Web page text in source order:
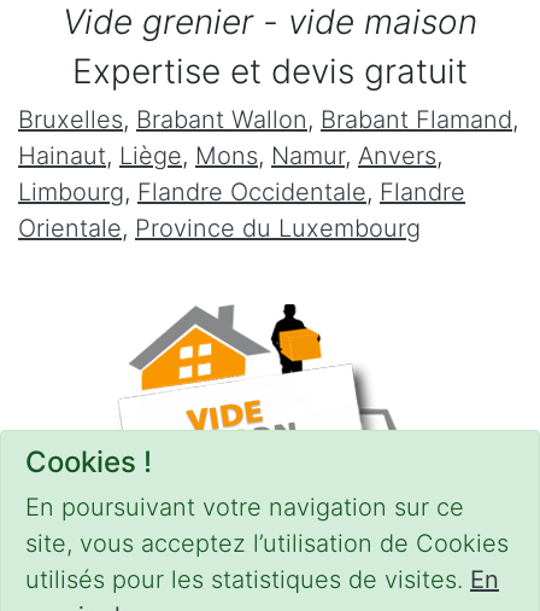
Cookies !
En poursuivant votre navigation sur ce
site, vous acceptez l’utilisation de Cookies
utilisés pour les statistiques de visites. En
Vide grenier - vide maison
Expertise et devis gratuit
Bruxelles, Brabant Wallon, Brabant Flamand,
Hainaut, Liège, Mons, Namur, Anvers,
Limbourg, Flandre Occidentale, Flandre
Orientale, Province du Luxembourg